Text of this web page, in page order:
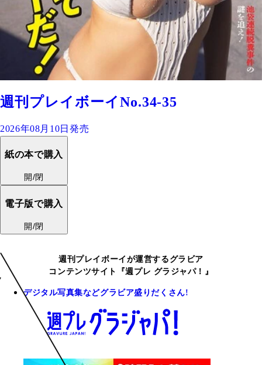
週刊プレイボーイNo.34-35
2026年08月10日発売
紙の本で購入
開/閉
電子版で購入
開/閉
週刊プレイボーイが運営するグラビア
コンテンツサイト『週プレ グラジャパ！』
デジタル写真集などグラビア盛りだくさん!